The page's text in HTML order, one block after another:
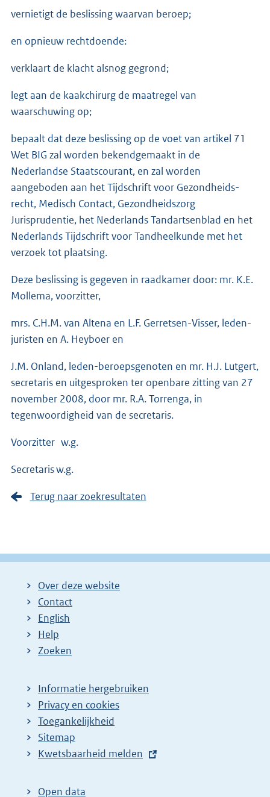
vernietigt de beslissing waarvan beroep;
en opnieuw rechtdoende:
verklaart de klacht alsnog gegrond;
legt aan de kaakchirurg de maatregel van
waarschuwing op;
bepaalt dat deze beslissing op de voet van artikel 71
Wet BIG zal worden bekendgemaakt in de
Nederlandse Staatscourant, en zal worden
aangeboden aan het Tijdschrift voor Gezondheids-
recht, Medisch Contact, Gezondheidszorg
Jurisprudentie, het Nederlands Tandartsenblad en het
Nederlands Tijdschrift voor Tandheelkunde met het
verzoek tot plaatsing.
Deze beslissing is gegeven in raadkamer door: mr. K.E.
Mollema, voorzitter,
mrs. C.H.M. van Altena en L.F. Gerretsen-Visser, leden-
juristen en A. Heyboer en
J.M. Onland, leden-beroepsgenoten en mr. H.J. Lutgert,
secretaris en uitgesproken ter openbare zitting van 27
november 2008, door mr. R.A. Torrenga, in
tegenwoordigheid van de secretaris.
Voorzitter w.g.
Secretaris w.g.
Terug naar zoekresultaten
Over deze website
Contact
English
Help
Zoeken
Informatie hergebruiken
Privacy en cookies
Toegankelijkheid
Sitemap
E
t
Kwetsbaarheid melden
Open data